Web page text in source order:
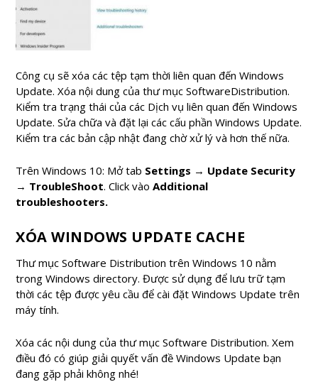
Công cụ sẽ xóa các tệp tạm thời liên quan đến Windows
Update. Xóa nội dung của thư mục SoftwareDistribution.
Kiểm tra trạng thái của các Dịch vụ liên quan đến Windows
Update. Sửa chữa và đặt lại các cấu phần Windows Update.
Kiểm tra các bản cập nhật đang chờ xử lý và hơn thế nữa.
Trên Windows 10: Mở tab Settings → Update Security
→ TroubleShoot. Click vàoAdditional
troubleshooters.
XÓA WINDOWS UPDATE CACHE
Thư mục Software Distribution trên Windows 10 nằm
trong Windows directory. Được sử dụng để lưu trữ tạm
thời các tệp được yêu cầu để cài đặt Windows Update trên
máy tính.
Xóa các nội dung của thư mục Software Distribution. Xem
điều đó có giúp giải quyết vấn đề Windows Update bạn
đang gặp phải không nhé!